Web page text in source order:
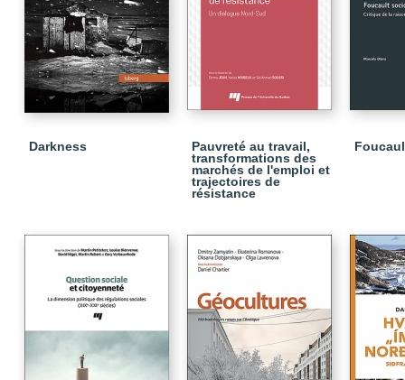
Darkness
Pauvreté au travail,
transformations des
marchés de l'emploi et
trajectoires de
résistance